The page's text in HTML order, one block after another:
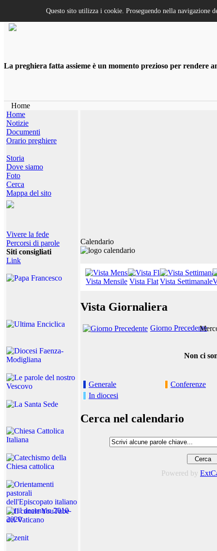
La preghiera fatta assieme è un momento prezioso per rendere
Home
Home
Notizie
Documenti
Orario preghiere
Storia
Dove siamo
Foto
Cerca
Mappa del sito
Vivere la fede
Percorsi di parole
Siti consigliati
Link
Calendario
Vista Mensile Vista FlatVista Settimanale
Vista Giornaliera
Giorno Precedente
Non ci
Generale
Conferenze
In diocesi
Cerca nel calendario
Powered by
Questo sito utilizza i cookie. Proseguendo nella navigazione